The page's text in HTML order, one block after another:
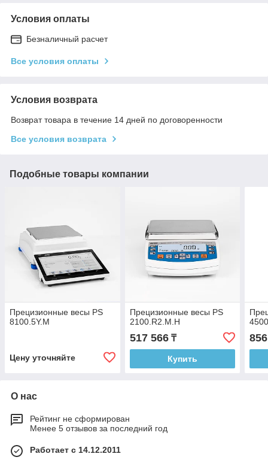
Условия оплаты
Безналичный расчет
Все условия оплаты
Условия возврата
Возврат товара в течение 14 дней по договоренности
Все условия возврата
Подобные товары компании
Прецизионные весы PS
8100.5Y.M
Цену уточняйте
Прецизионные весы PS
2100.R2.M.H
517 566₸
Купить
О нас
Рейтинг не сформирован
Менее 5 отзывов за последний год
Работает с 14.12.2011